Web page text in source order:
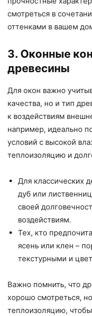
смотреться в
оттенками в вашем
3. Оконные
древесины
Для окон важно
качества, но и тип
к воздействиям
например, идеально
условий с высокой
теплоизоляцию и
Для классических
дуб или
своей
воздействиям.
Тех, кто
ясень или клен –
текстурными и
Важно помнить, что
хорошо смотреться,
теплоизоляцию,